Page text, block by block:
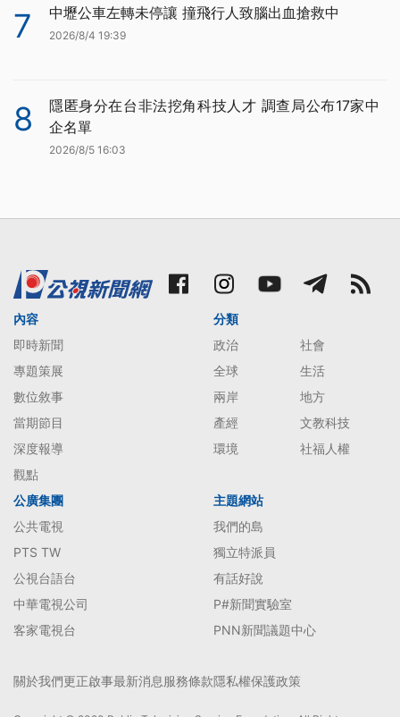
7 中壢公車左轉未停讓 撞飛行人致腦出血搶救中
2026/8/4 19:39
8
隱匿身分在台非法挖角科技人才 調查局公布17家中
企名單
2026/8/5 16:03
內容
即時新聞
專題策展
數位敘事
當期節目
深度報導
觀點
分類
政治
社會
全球
生活
兩岸
地方
產經
文教科技
環境
社福人權
公廣集團
公共電視
PTS TW
公視台語台
中華電視公司
客家電視台
主題網站
我們的島
獨立特派員
有話好說
P#新聞實驗室
PNN新聞議題中心
關於我們更正啟事最新消息服務條款隱私權保護政策